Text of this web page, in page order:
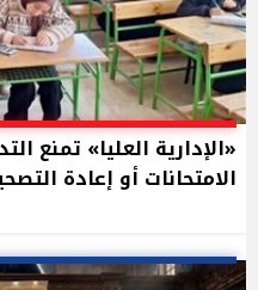
«الإدارية العليا» تمنع
الامتحانات أو إعادة